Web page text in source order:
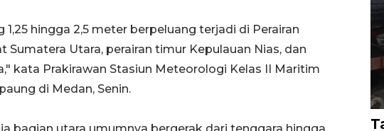
hingga 2,5 meter berpeluang terjadi di Perairan
Sumatera Utara, perairan timur Kepulauan Nias, dan
kata Prakirawan Stasiun Meteorologi Kelas II Maritim
di Medan, Senin.
bagian utara umumnya bergerak dari tenggara hingga